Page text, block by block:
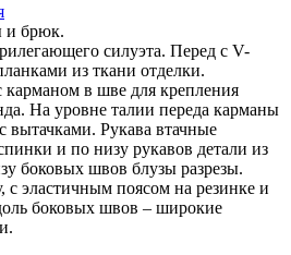
и брюк.
силуэта. Перед с V-
из ткани отделки.
карманом в шве для крепления
На уровне талии переда карманы
Рукава втачные
и по низу рукавов детали из
боковых швов блузы разрезы.
эластичным поясом на резинке и
боковых швов – широкие